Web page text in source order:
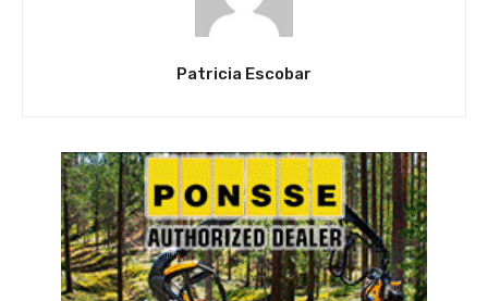
Patricia Escobar